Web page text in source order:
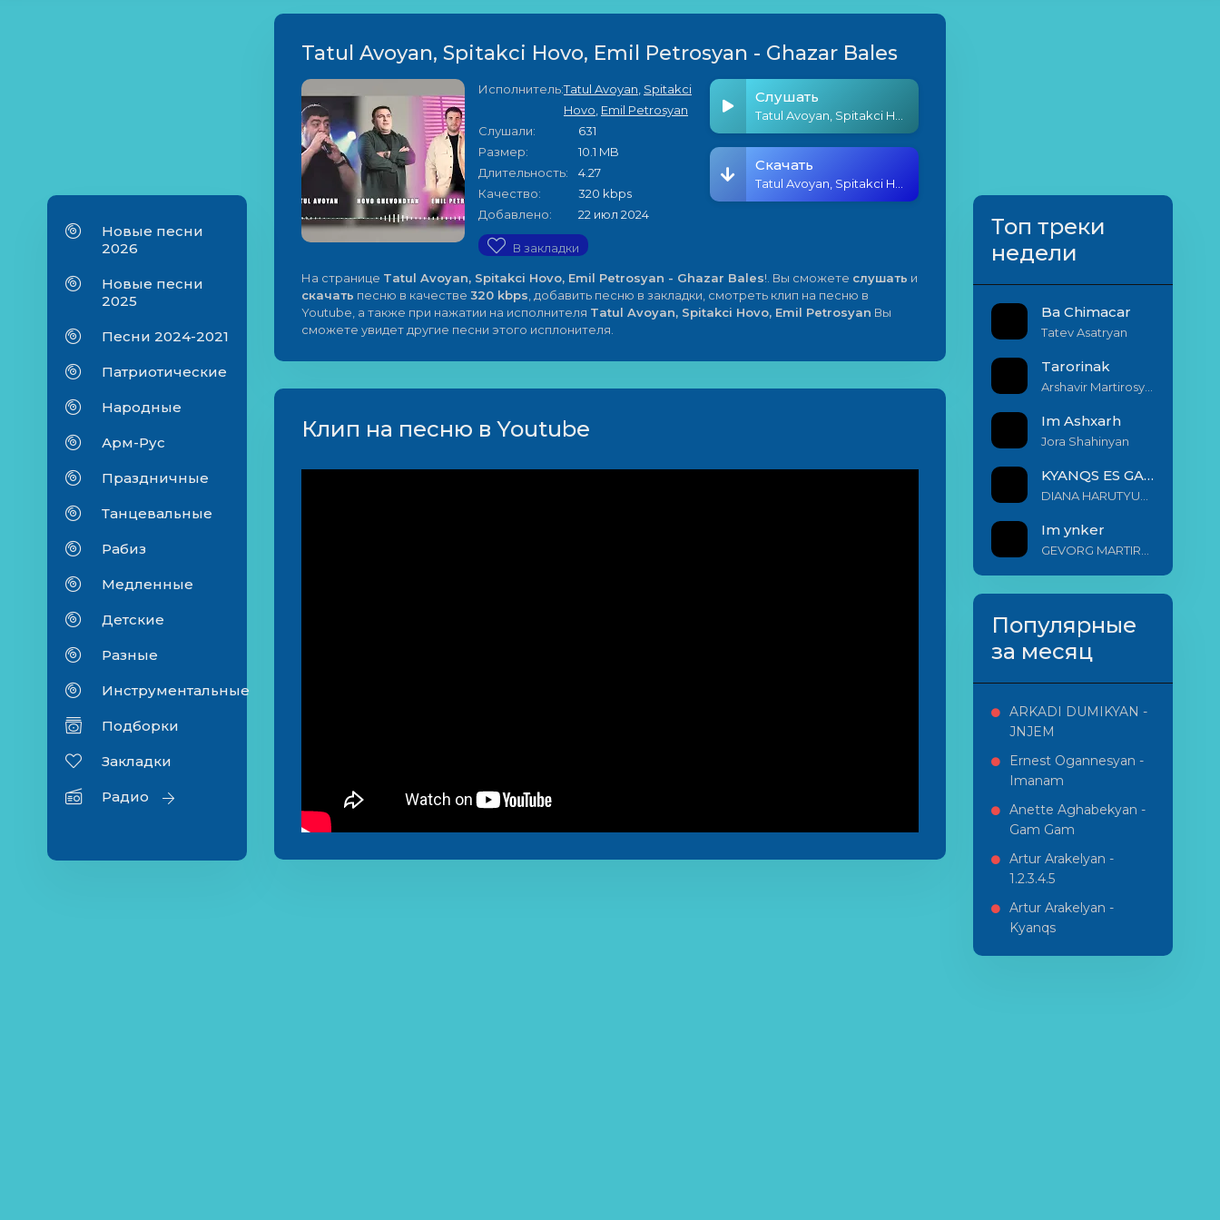
Новые песни
2026
Новые песни
2025
Песни 2024-2021
Патриотические
Народные
Арм-Рус
Праздничные
Танцевальные
Рабиз
Медленные
Детские
Разные
Инструментальные
Подборки
Закладки
Радио
Tatul Avoyan, Spitakci Hovo, Emil Petrosyan - Ghazar Bales
Исполнитель:Tatul Avoyan Spitakci
Hovo Emil Petrosyan
Слушали:
631
Размер:
10.1 MB
Длительность:
4.27
Качество:
320 kbps
Добавлено:
22 июл 2024
В закладки
Слушать
Скачать
На странице Tatul Avoyan, Spitakci Hovo, Emil Petrosyan - Ghazar Bales!. Вы сможете слушать и
скачать песню в качестве 320 kbps , добавить песню в закладки, смотреть клип на песню в
Youtube, а также при нажатии на исполнителя Tatul Avoyan, Spitakci Hovo, Emil Petrosyan Вы
сможете увидет другие песни этого исплонителя.
Клип на песню в Youtube
Топ треки
недели
Ba Chimacar
Tatev Asatryan
Tarorinak
Im Ashxarh
Jora Shahinyan
KYANQS ES GALIS EM
Im ynker
Популярные
за месяц
ARKADI DUMIKYAN -
JNJEM
Ernest Ogannesyan -
Imanam
Anette Aghabekyan -
Gam Gam
Artur Arakelyan -
1.2.3.4.5
Artur Arakelyan -
Kyanqs